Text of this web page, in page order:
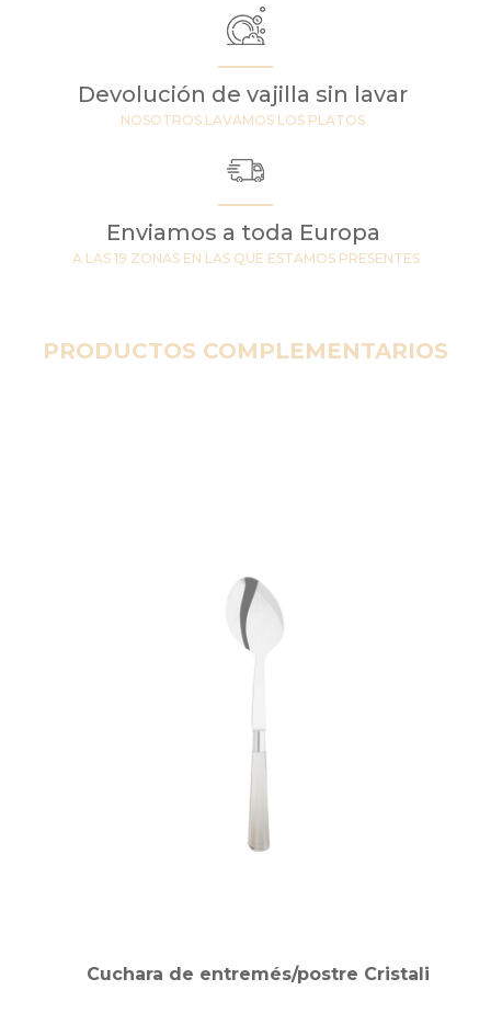
Devolución de vajilla sin lavar
NOSOTROS LAVAMOS LOS PLATOS
Enviamos a toda Europa
A LAS 19 ZONAS EN LAS QUE ESTAMOS PRESENTES
PRODUCTOS COMPLEMENTARIOS
Cuchara de entremés/postre Cristali